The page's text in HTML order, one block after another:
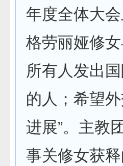
年度全体大
格劳丽娅修
所有人发出
的人；希望
进展”。主教
事关修女获